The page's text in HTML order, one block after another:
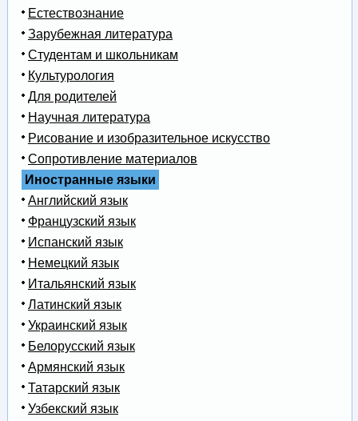
Естествознание
Зарубежная литература
Студентам и школьникам
Культурология
Для родителей
Научная литература
Рисование и изобразительное искусство
Сопротивление материалов
Иностранные языки
Английский язык
Французский язык
Испанский язык
Немецкий язык
Итальянский язык
Латинский язык
Украинский язык
Белорусский язык
Армянский язык
Татарский язык
Узбекский язык